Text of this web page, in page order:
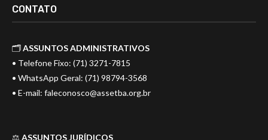
CONTATO
🗂️ASSUNTOS ADMINISTRATIVOS
• Telefone Fixo: (71) 3271-7815
• WhatsApp Geral: (71) 98794-3568
• E-mail: faleconosco@assetba.org.br
⚖️ ASSUNTOS JURÍDICOS